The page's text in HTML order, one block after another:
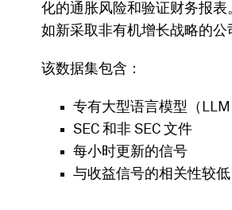
化的通胀风险和验证财务报
如新采取非有机增长战略的公
该数据集包含：
专有大型语言模型（
SEC 和非 SEC 文件
每小时更新的信号
与收益信号的相关性较